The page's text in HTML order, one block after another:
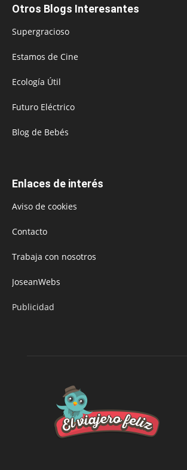
Otros Blogs Interesantes
Supergracioso
Estamos de Cine
Ecología Útil
Futuro Eléctrico
Blog de Bebés
Enlaces de interés
Aviso de cookies
Contacto
Trabaja con nosotros
JoseanWebs
Publicidad